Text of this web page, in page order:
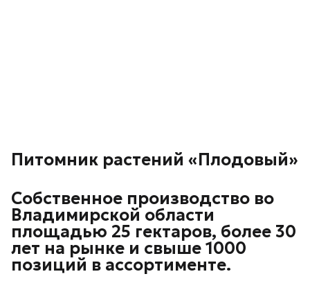
Питомник растений «Плодовый»
Собственное производство во
Владимирской области
площадью 25 гектаров, более 30
лет на рынке и свыше 1000
позиций в ассортименте.